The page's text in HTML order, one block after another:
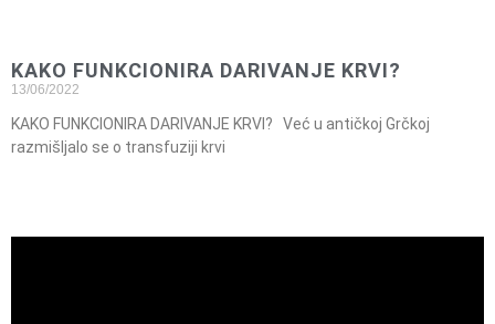
KAKO FUNKCIONIRA DARIVANJE KRVI?
13/06/2022
KAKO FUNKCIONIRA DARIVANJE KRVI? Već u antičkoj Grčkoj
razmišljalo se o transfuziji krvi